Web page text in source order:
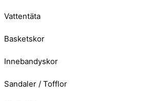
Vattentäta
Basketskor
Innebandyskor
Sandaler / Tofflor